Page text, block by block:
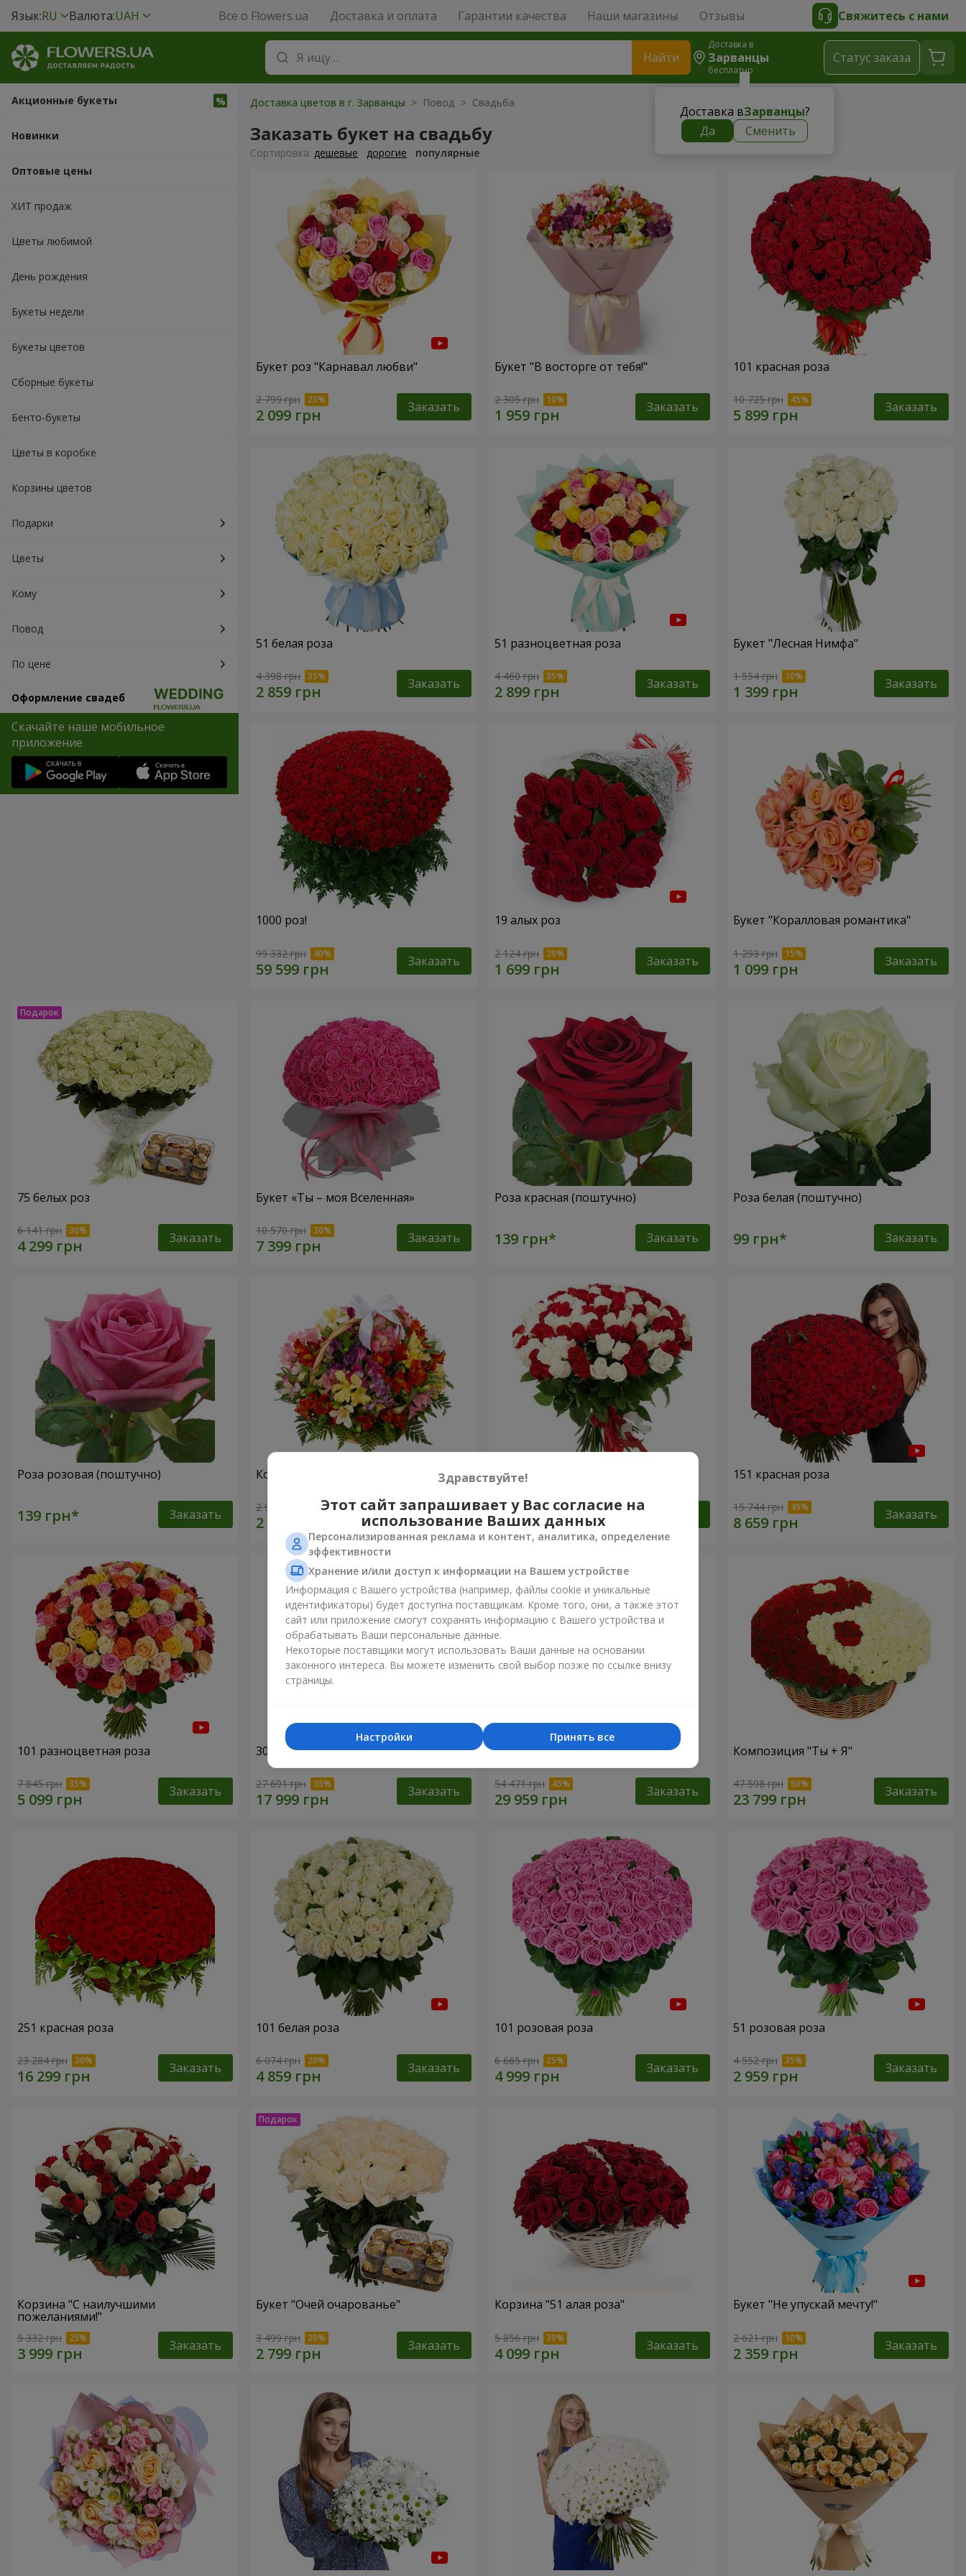
Язык:RU Валюта:UAH Все о Flowers.ua Доставка и оплата Гарантии качества Наши магазины Отзывы Свяжитесь с нами
Найти
Доставка в
Зарванцы
бесплатно
Доставка вЗарванцы?
Да
Сменить
Cтатус заказа
Акционные букеты
Новинки
Оптовые цены
ХИТ продаж
Цветы любимой
День рождения
Букеты недели
Букеты цветов
Сборные букеты
Бенто-букеты
Цветы в коробке
Корзины цветов
Подарки
Цветы
Кому
Повод
По цене
Оформление свадеб
Скачайте наше мобильное
приложение
Доставка цветов в г. Зарванцы > Повод > Свадьба
Заказать букет на свадьбу
Cортировка: дешевые дорогие популярные
Букет роз "Карнавал любви"
2 799 грн Заказать
Букет "В восторге от тебя!"
2 305 грн Заказать
101 красная роза
10 725 грн Заказать
51 белая роза
4 398 грн Заказать
51 разноцветная роза
4 460 грн Заказать
Букет "Лесная Нимфа"
1 554 грн Заказать
1000 роз!
99 332 грн Заказать
19 алых роз
2 124 грн Заказать
Букет "Коралловая романтика"
1 293 грн Заказать
75 белых роз
6 141 грн Заказать
Букет «Ты – моя Вселенная»
10 570 грн Заказать
Роза красная (поштучно)
Заказать
Роза белая (поштучно)
Заказать
Роза розовая (поштучно)
Заказать
Корзина альстромерий "Акварель"
2 940 грн Заказать
101 красная и белая роза
5 954 грн
151 красная роза
15 744 грн Заказать
101 разноцветная роза
7 845 грн Заказать
301 красная роза
27 691 грн Заказать
501 красная роза
54 471 грн Заказать
Композиция "Ты + Я"
47 598 грн Заказать
251 красная роза
23 284 грн Заказать
101 белая роза
6 074 грн Заказать
101 розовая роза
6 665 грн Заказать
51 розовая роза
4 552 грн Заказать
Корзина "С наилучшими
пожеланиями!"
5 332 грн Заказать
Букет "Очей очарованье"
3 499 грн Заказать
Корзина "51 алая роза"
5 856 грн Заказать
Букет "Не упускай мечту!"
2 621 грн Заказать
Здравствуйте!
Этот сайт запрашивает у Вас согласие на
использование Ваших данных
Персонализированная реклама и контент, аналитика, определение
эффективности
Хранение и/или доступ к информации на Вашем устройстве
Информация с Вашего устройства (например, файлы cookie и уникальные
идентификаторы) будет доступна поставщикам. Кроме того, они, а также этот
сайт или приложение смогут сохранять информацию с Вашего устройства и
обрабатывать Ваши персональные данные.
Некоторые поставщики могут использовать Ваши данные на основании
законного интереса. Вы можете изменить свой выбор позже по ссылке внизу
страницы.
Принять все
Настройки